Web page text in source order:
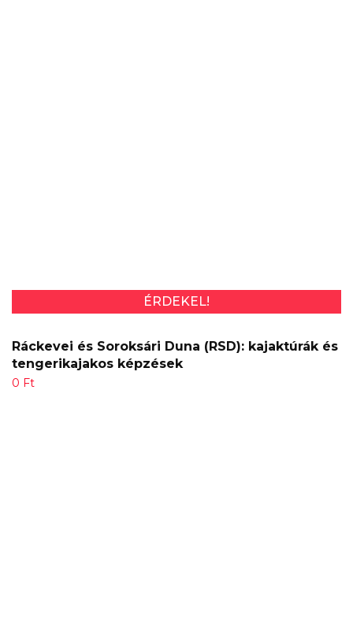
Ráckevei és Soroksári Duna (RSD): kajaktúrák és
tengerikajakos képzések
0 Ft
ÉRDEKEL!